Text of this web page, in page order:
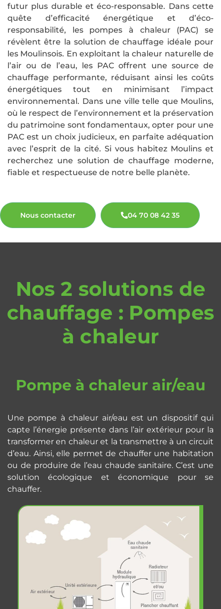
futur plus durable et éco-responsable. Dans cette
quête d’efficacité énergétique et d’éco-
responsabilité, les pompes à chaleur (PAC) se
révèlent être la solution de chauffage idéale pour
les Moulinsois. En exploitant la chaleur naturelle de
l’air ou de l’eau, les PAC offrent une source de
chauffage performante, réduisant ainsi les coûts
énergétiques tout en minimisant l’impact
environnemental. Dans une ville telle que Moulins,
où le respect de l’environnement et la préservation
du patrimoine sont fondamentaux, opter pour une
PAC est un choix judicieux, en parfaite adéquation
avec l’esprit de la cité. Si vous habitez Moulins et
recherchez une solution de chauffage moderne,
fiable et respectueuse de notre belle planète.
Nous contacter 04 70 08 42 35
Nos 2 solutions de
chauffage : Pompes
à chaleur
Pompe à chaleur air/eau
Une pompe à chaleur air/eau est un dispositif qui
capte l’énergie présente dans l’air extérieur pour la
transformer en chaleur et la transmettre à un circuit
d’eau. Ainsi, elle permet de chauffer une habitation
ou de produire de l’eau chaude sanitaire. C’est une
solution écologique et économique pour se
chauffer.